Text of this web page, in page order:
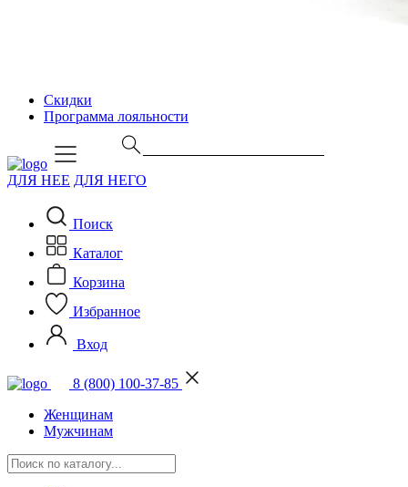
Скидки
Программа лояльности
ДЛЯ НЕЕ ДЛЯ НЕГО
Поиск
Каталог
Корзина
Избранное
Вход
8 (800) 100-37-85
Женщинам
Мужчинам